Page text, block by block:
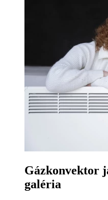
Gázkonvektor
galéria